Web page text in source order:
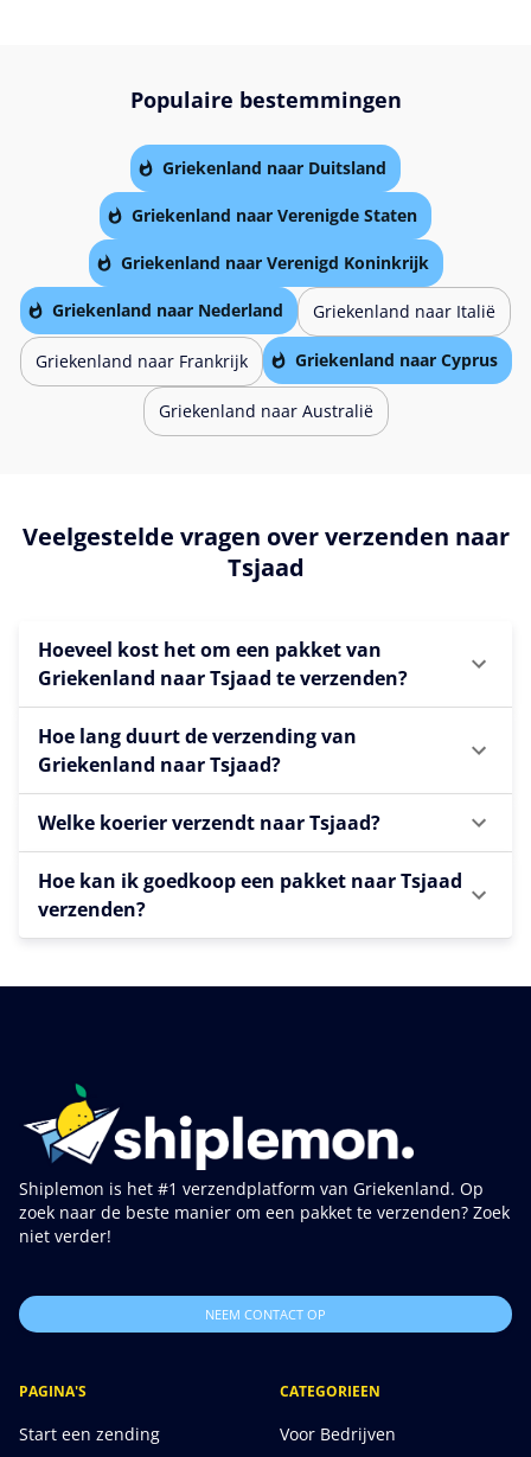
Populaire bestemmingen
Griekenland naar Duitsland
Griekenland naar Verenigde Staten
Griekenland naar Verenigd Koninkrijk
Griekenland naar Nederland Griekenland naar Italië
Griekenland naar Frankrijk Griekenland naar Cyprus
Griekenland naar Australië
Veelgestelde vragen over verzenden naar
Tsjaad
Hoeveel kost het om een pakket van
Griekenland naar Tsjaad te verzenden?
Hoe lang duurt de verzending van
Griekenland naar Tsjaad?
Welke koerier verzendt naar Tsjaad?
Hoe kan ik goedkoop een pakket naar Tsjaad
verzenden?
Shiplemon is het #1 verzendplatform van Griekenland. Op
zoek naar de beste manier om een pakket te verzenden? Zoek
niet verder!
NEEM CONTACT OP
PAGINA'S
Start een zending
CATEGORIEEN
Voor Bedrijven